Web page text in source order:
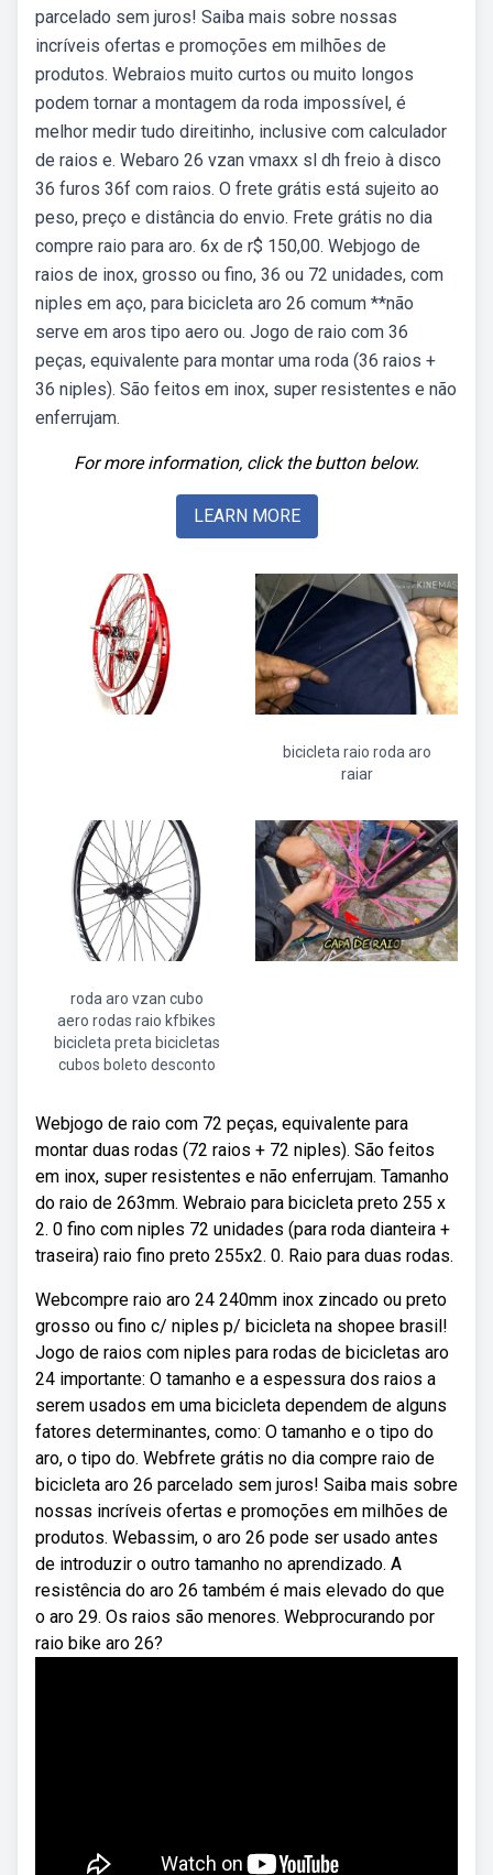
parcelado sem juros! Saiba mais sobre nossas
incríveis ofertas e promoções em milhões de
produtos. Webraios muito curtos ou muito longos
podem tornar a montagem da roda impossível, é
melhor medir tudo direitinho, inclusive com calculador
de raios e. Webaro 26 vzan vmaxx sl dh freio à disco
36 furos 36f com raios. O frete grátis está sujeito ao
peso, preço e distância do envio. Frete grátis no dia
compre raio para aro. 6x de r$ 150,00. Webjogo de
raios de inox, grosso ou fino, 36 ou 72 unidades, com
niples em aço, para bicicleta aro 26 comum **não
serve em aros tipo aero ou. Jogo de raio com 36
peças, equivalente para montar uma roda (36 raios +
36 niples). São feitos em inox, super resistentes e não
enferrujam.
For more information, click the button below.
LEARN MORE
bicicleta raio roda aro
raiar
roda aro vzan cubo
aero rodas raio kfbikes
bicicleta preta bicicletas
cubos boleto desconto
Webjogo de raio com 72 peças, equivalente para
montar duas rodas (72 raios + 72 niples). São feitos
em inox, super resistentes e não enferrujam. Tamanho
do raio de 263mm. Webraio para bicicleta preto 255 x
2. 0 fino com niples 72 unidades (para roda dianteira +
traseira) raio fino preto 255x2. 0. Raio para duas rodas.
Webcompre raio aro 24 240mm inox zincado ou preto
grosso ou fino c/ niples p/ bicicleta na shopee brasil!
Jogo de raios com niples para rodas de bicicletas aro
24 importante: O tamanho e a espessura dos raios a
serem usados em uma bicicleta dependem de alguns
fatores determinantes, como: O tamanho e o tipo do
aro, o tipo do. Webfrete grátis no dia compre raio de
bicicleta aro 26 parcelado sem juros! Saiba mais sobre
nossas incríveis ofertas e promoções em milhões de
produtos. Webassim, o aro 26 pode ser usado antes
de introduzir o outro tamanho no aprendizado. A
resistência do aro 26 também é mais elevado do que
o aro 29. Os raios são menores. Webprocurando por
raio bike aro 26?